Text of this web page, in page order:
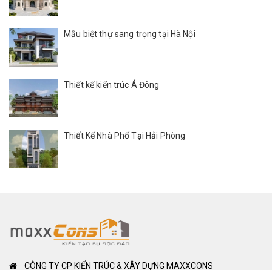
Mẫu biệt thự sang trọng tại Hà Nội
Thiết kế kiến trúc Á Đông
Thiết Kế Nhà Phố Tại Hải Phòng
CÔNG TY CP KIẾN TRÚC & XÂY DỰNG MAXXCONS